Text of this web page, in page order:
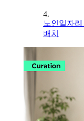
4.
노인일자
배치